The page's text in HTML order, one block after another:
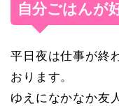
自分ごはんが
平日夜は仕事が終
おります。
ゆえになかなか友